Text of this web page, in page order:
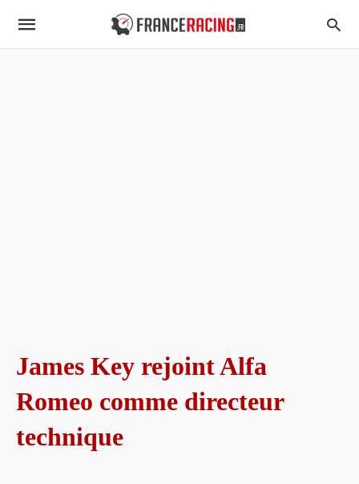
James Key rejoint Alfa
Romeo comme directeur
technique